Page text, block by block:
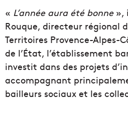
« L’année aura été bonne»,
Rouque, directeur régional
Territoires Provence-Alpes-
de l’État, l’établissement
investit dans des projets
accompagnant
bailleurs sociaux et les